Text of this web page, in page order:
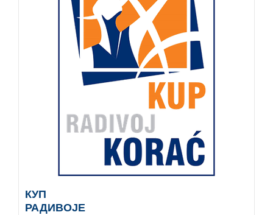
КУП
РАДИВОЈЕ